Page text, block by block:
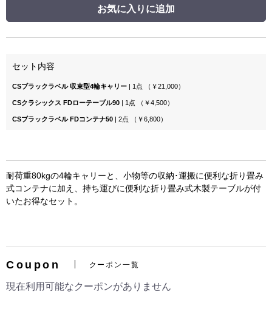
お気に入りに追加
セット内容
CSブラックラベル 収束型4輪キャリー | 1点 （￥21,000）
CSクラシックス FDローテーブル90 | 1点 （￥4,500）
CSブラックラベル FDコンテナ50 | 2点 （￥6,800）
耐荷重80kgの4輪キャリーと、小物等の収納･運搬に便利な折り畳み
式コンテナに加え、持ち運びに便利な折り畳み式木製テーブルが付
いたお得なセット。
Coupon クーポン一覧
現在利用可能なクーポンがありません